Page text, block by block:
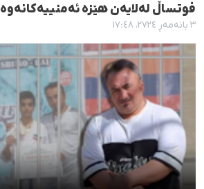
فوتساڵ لەلایەن هێزە ئەمنییەکانەوە
٣ بانەمەڕ ٢٧٢٤، ١٧:٤٨